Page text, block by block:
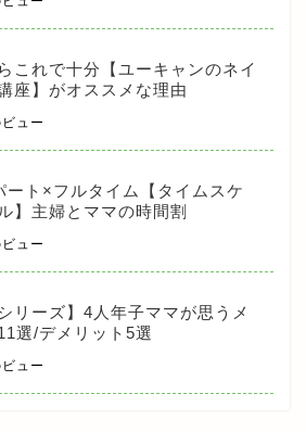
これで十分【ユーキャンのネイ
座】がオススメな理由
ュー
ート×フルタイム【タイムスケ
】主婦とママの時間割
ュー
リーズ】4人年子ママが思うメ
選/デメリット5選
ュー